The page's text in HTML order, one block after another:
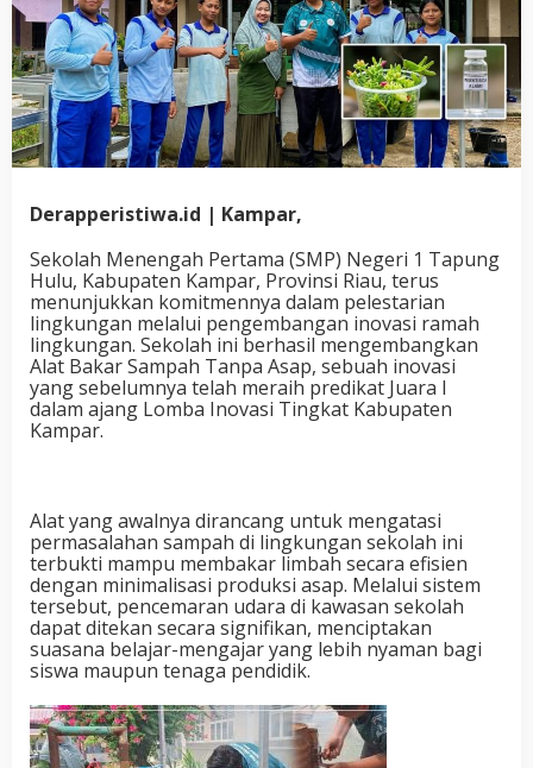
Derapperistiwa.id | Kampar,
Sekolah Menengah Pertama (SMP) Negeri 1 Tapung
Hulu, Kabupaten Kampar, Provinsi Riau, terus
menunjukkan komitmennya dalam pelestarian
lingkungan melalui pengembangan inovasi ramah
lingkungan. Sekolah ini berhasil mengembangkan
Alat Bakar Sampah Tanpa Asap, sebuah inovasi
yang sebelumnya telah meraih predikat Juara I
dalam ajang Lomba Inovasi Tingkat Kabupaten
Kampar.
Alat yang awalnya dirancang untuk mengatasi
permasalahan sampah di lingkungan sekolah ini
terbukti mampu membakar limbah secara efisien
dengan minimalisasi produksi asap. Melalui sistem
tersebut, pencemaran udara di kawasan sekolah
dapat ditekan secara signifikan, menciptakan
suasana belajar-mengajar yang lebih nyaman bagi
siswa maupun tenaga pendidik.